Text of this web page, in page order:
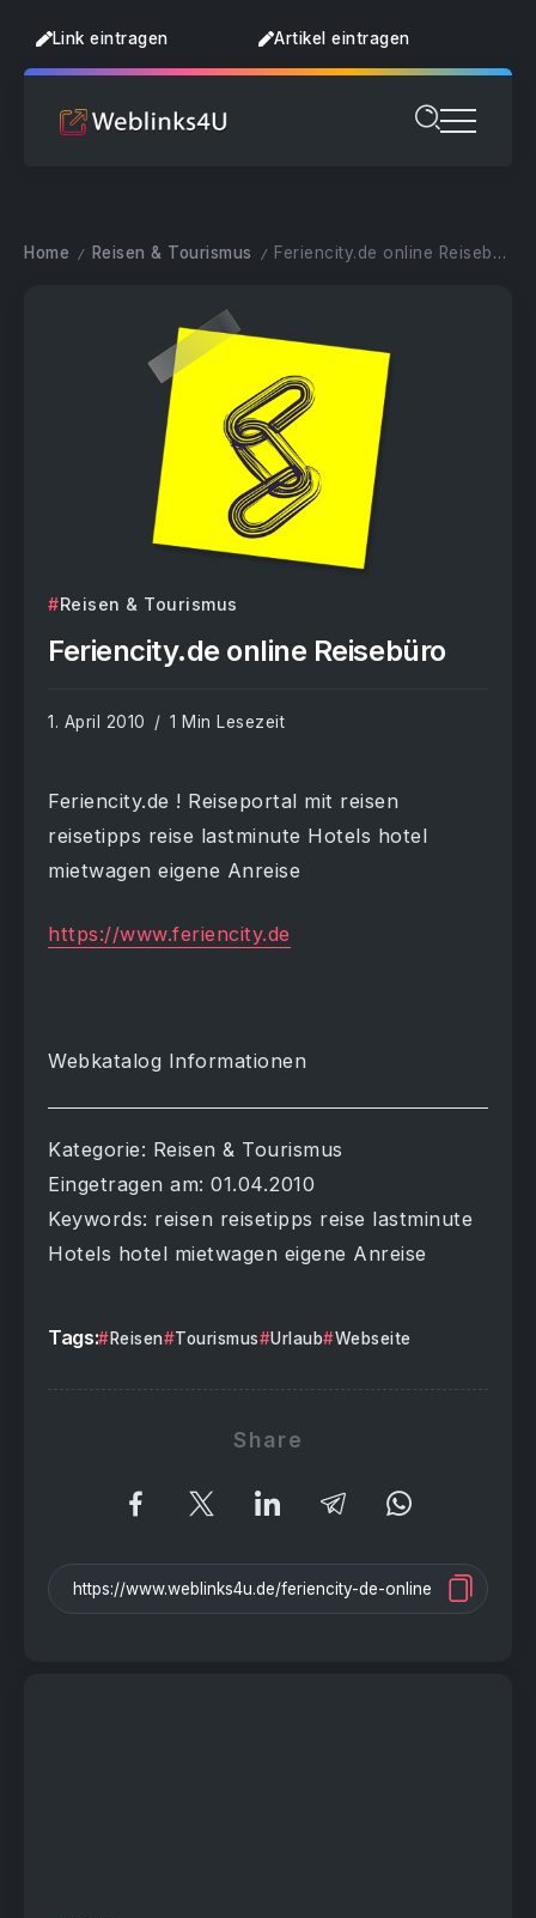
Link eintragen Artikel eintragen
Home / Reisen & Tourismus / Feriencity.de online Reisebüro
Reisen & Tourismus
Feriencity.de online Reisebüro
1. April 2010 1 Min Lesezeit
Feriencity.de ! Reiseportal mit reisen
reisetipps reise lastminute Hotels hotel
mietwagen eigene Anreise
https://www.feriencity.de
Webkatalog Informationen
Kategorie: Reisen & Tourismus
Eingetragen am: 01.04.2010
Keywords: reisen reisetipps reise lastminute
Hotels hotel mietwagen eigene Anreise
Tags: Reisen Tourismus Urlaub Webseite
Share